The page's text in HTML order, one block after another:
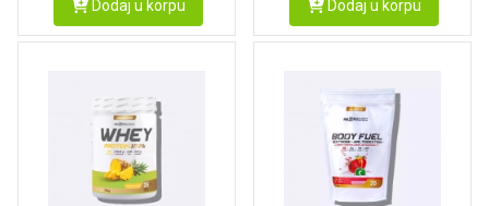
Dodaj u korpu Dodaj u korpu